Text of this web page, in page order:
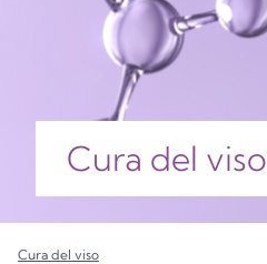
Cura del viso
Cura del viso